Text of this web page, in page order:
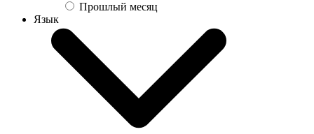
Прошлый месяц
Язык